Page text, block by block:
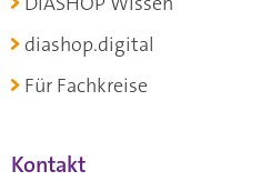
diashop.digital
Für Fachkreise
Kontakt